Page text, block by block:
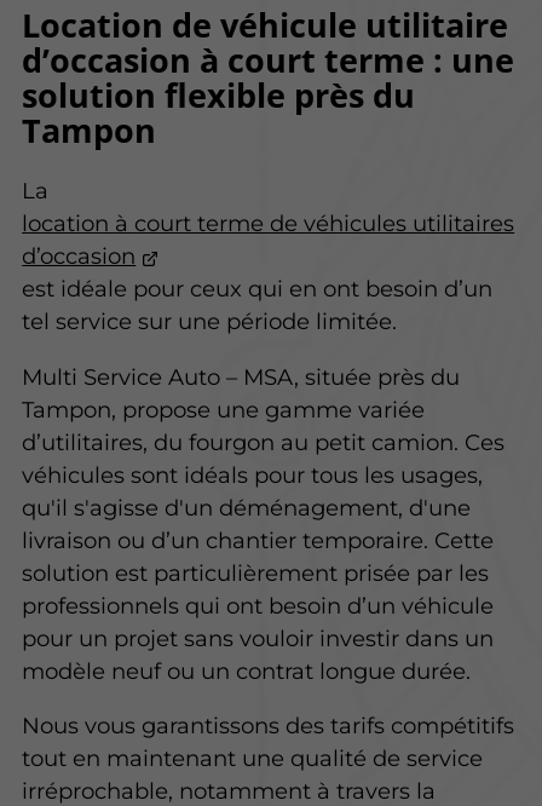
Location de véhicule utilitaire
d’occasion à court terme : une
solution flexible près du
Tampon
La
location à court terme de véhicules utilitaires
d’occasion
est idéale pour ceux qui en ont besoin d’un
tel service sur une période limitée.
Multi Service Auto – MSA, située près du
Tampon, propose une gamme variée
d’utilitaires, du fourgon au petit camion. Ces
véhicules sont idéals pour tous les usages,
qu'il s'agisse d'un déménagement, d'une
livraison ou d’un chantier temporaire. Cette
solution est particulièrement prisée par les
professionnels qui ont besoin d’un véhicule
pour un projet sans vouloir investir dans un
modèle neuf ou un contrat longue durée.
Nous vous garantissons des tarifs compétitifs
tout en maintenant une qualité de service
irréprochable, notamment à travers la